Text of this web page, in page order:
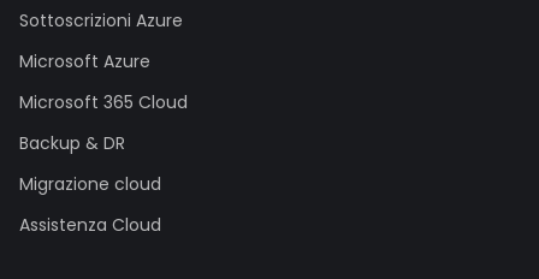
Sottoscrizioni Azure
Microsoft Azure
Microsoft 365 Cloud
Backup & DR
Migrazione cloud
Assistenza Cloud